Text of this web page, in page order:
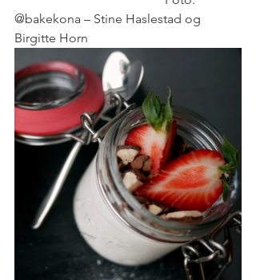
@bakekona – Stine Haslestad og
Birgitte Horn